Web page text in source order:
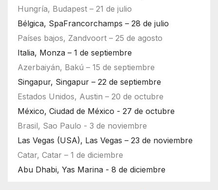
Hungría, Budapest – 21 de julio
Bélgica, SpaFrancorchamps – 28 de julio
Países bajos, Zandvoort – 25 de agosto
Italia, Monza – 1 de septiembre
Azerbaiyán, Bakú – 15 de septiembre
Singapur, Singapur – 22 de septiembre
Estados Unidos, Austin – 20 de octubre
México, Ciudad de México - 27 de octubre
Brasil, Sao Paulo - 3 de noviembre
Las Vegas (USA), Las Vegas – 23 de noviembre
Catar, Catar – 1 de diciembre
Abu Dhabi, Yas Marina - 8 de diciembre